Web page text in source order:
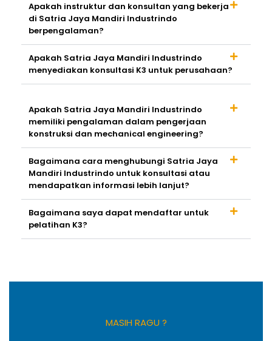
Apakah instruktur dan konsultan yang bekerja
di Satria Jaya Mandiri Industrindo
berpengalaman?
Apakah Satria Jaya Mandiri Industrindo
menyediakan konsultasi K3 untuk perusahaan?
Apakah Satria Jaya Mandiri Industrindo
memiliki pengalaman dalam pengerjaan
konstruksi dan mechanical engineering?
Bagaimana cara menghubungi Satria Jaya
Mandiri Industrindo untuk konsultasi atau
mendapatkan informasi lebih lanjut?
Bagaimana saya dapat mendaftar untuk
pelatihan K3?
MASIH RAGU ?